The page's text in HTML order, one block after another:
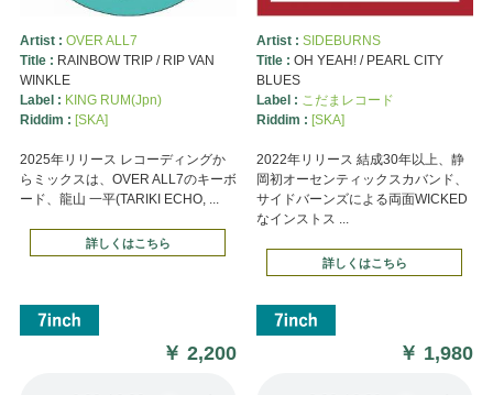
Artist : OVER ALL7
Title : RAINBOW TRIP / RIP VAN
WINKLE
Label : KING RUM(Jpn)
Riddim : [SKA]
2025年リリース レコーディングか
らミックスは、OVER ALL7のキーボ
ード、龍山 一平(TARIKI ECHO, ...
詳しくはこちら
￥2,200
Artist : SIDEBURNS
Title : OH YEAH! / PEARL CITY
BLUES
Label : こだまレコード
Riddim : [SKA]
2022年リリース 結成30年以上、静
岡初オーセンティックスカバンド、
サイドバーンズによる両面WICKED
なインストス ...
詳しくはこちら
￥ 1,980